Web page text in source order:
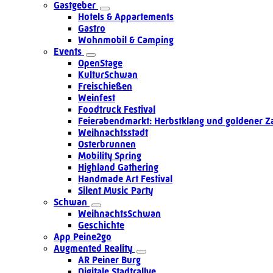
Gastgeber
Hotels & Appartements
Gastro
Wohnmobil & Camping
Events
OpenStage
KulturSchwan
Freischießen
Weinfest
Foodtruck Festival
Feierabendmarkt: Herbstklang und goldener
Weihnachtsstadt
Osterbrunnen
Mobility Spring
Highland Gathering
Handmade Art Festival
Silent Music Party
Schwan
WeihnachtsSchwan
Geschichte
App Peine2go
Augmented Reality
AR Peiner Burg